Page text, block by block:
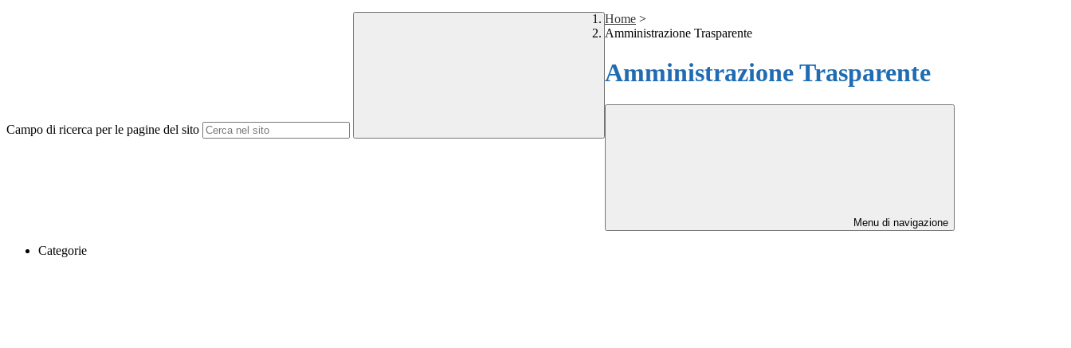
Campo di ricerca per le pagine del sito
Home >
Amministrazione Trasparente
Amministrazione Trasparente
Menu di navigazione
Categorie